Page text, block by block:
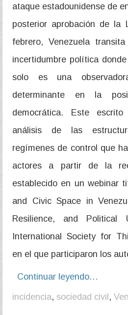
ataque estadounidense de
posterior aprobación de la
febrero, Venezuela
incertidumbre política
solo es una
determinante en la
democrática. Este
análisis de las
regímenes de control que
actores a partir de la
establecido en un webinar
and Civic Space in
Resilience, and Political
International Society for
en el que participaron los
Continuar leyendo…
incidencia, sociedad civil ,